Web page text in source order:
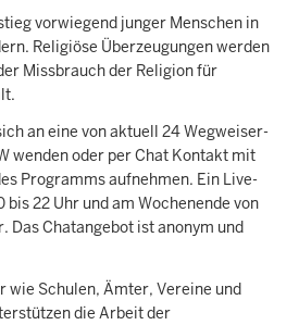
vorwiegend junger Menschen in
Religiöse Überzeugungen werden
Missbrauch der Religion für
an eine von aktuell 24 Wegweiser-
wenden oder per Chat Kontakt mit
Programms aufnehmen. Ein Live-
bis 22 Uhr und am Wochenende von
Das Chatangebot ist anonym und
wie Schulen, Ämter, Vereine und
die Arbeit der